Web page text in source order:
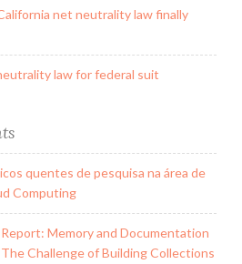
net neutrality law finally
law for federal suit
quentes de pesquisa na área de
Computing
Report: Memory and Documentation
Challenge of Building Collections